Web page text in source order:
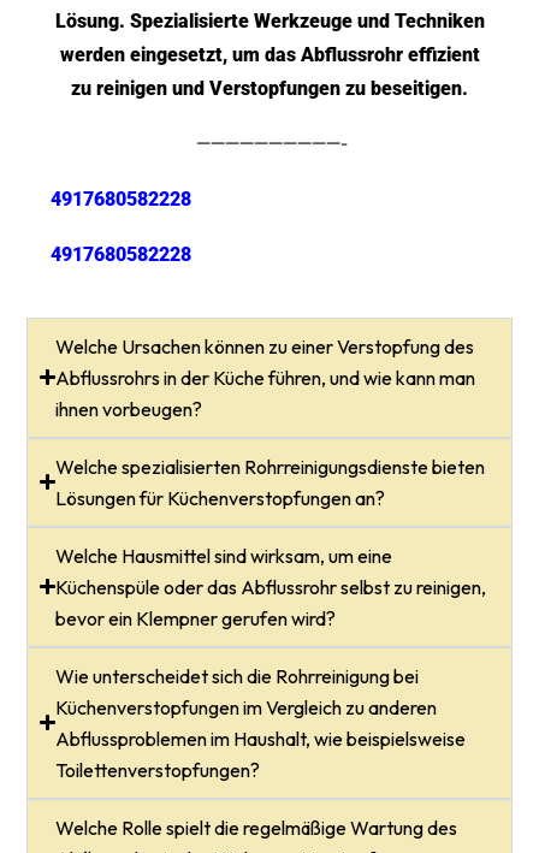
Lösung. Spezialisierte Werkzeuge und Techniken
werden eingesetzt, um das Abflussrohr effizient
zu reinigen und Verstopfungen zu beseitigen.
——————————-
4917680582228
4917680582228
Welche Ursachen können zu einer Verstopfung des
Abflussrohrs in der Küche führen, und wie kann man
ihnen vorbeugen?
Welche spezialisierten Rohrreinigungsdienste bieten
Lösungen für Küchenverstopfungen an?
Welche Hausmittel sind wirksam, um eine
Küchenspüle oder das Abflussrohr selbst zu reinigen,
bevor ein Klempner gerufen wird?
Wie unterscheidet sich die Rohrreinigung bei
Küchenverstopfungen im Vergleich zu anderen
Abflussproblemen im Haushalt, wie beispielsweise
Toilettenverstopfungen?
Welche Rolle spielt die regelmäßige Wartung des